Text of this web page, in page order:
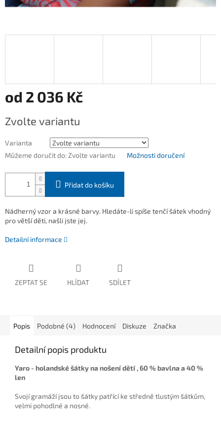
od 2 036 Kč
cena:
Zvolte variantu
Varianta
Můžeme doručit do: Zvolte variantu Možnosti doručení
Přidat do košíku
Nádherný vzor a krásné barvy. Hledáte-li spíše tenčí šátek vhodný
pro větší děti, našli jste jej.
Detailní informace
ZEPTAT SE HLÍDAT SDÍLET
Popis Podobné (4) Hodnocení Diskuze Značka
Detailní popis produktu
Yaro - holandské šátky na nošení dětí , 60 % bavlna a 40 %
len
Svojí gramáží jsou to šátky patřící ke středně tlustým šátkům,
velmi pohodlné a nosné.